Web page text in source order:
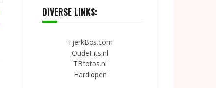
DIVERSE LINKS:
TjerkBos.com
OudeHits.nl
TBfotos.nl
Hardlopen